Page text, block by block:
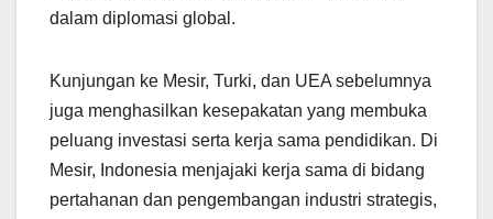
dalam diplomasi global.
Kunjungan ke Mesir, Turki, dan UEA sebelumnya
juga menghasilkan kesepakatan yang membuka
peluang investasi serta kerja sama pendidikan. Di
Mesir, Indonesia menjajaki kerja sama di bidang
pertahanan dan pengembangan industri strategis,